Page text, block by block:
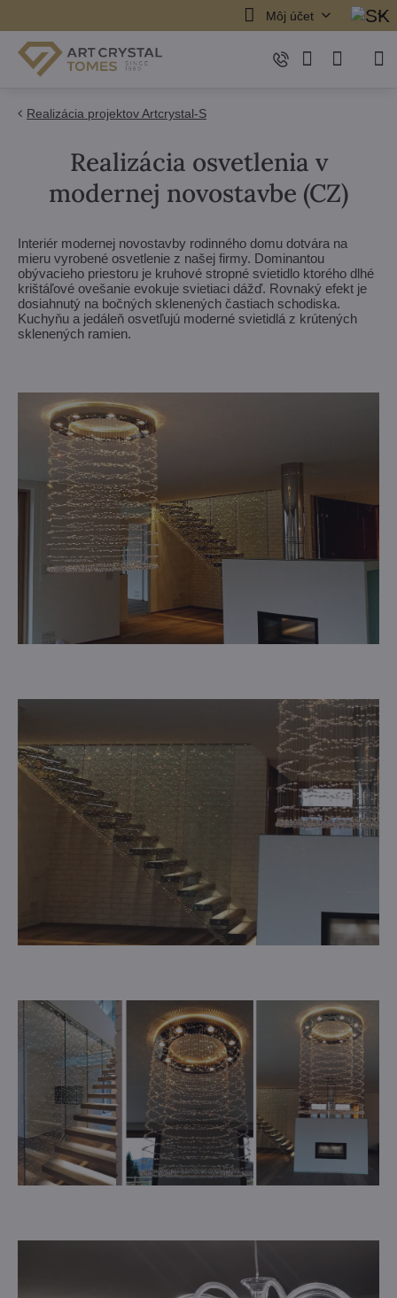
Môj účet
Realizácia projektov Artcrystal-S
Realizácia osvetlenia v
modernej novostavbe (CZ)
Interiér modernej novostavby rodinného domu dotvára na
mieru vyrobené osvetlenie z našej firmy. Dominantou
obývacieho priestoru je kruhové stropné svietidlo ktorého dlhé
krištáľové ovešanie evokuje svietiaci dážď. Rovnaký efekt je
dosiahnutý na bočných sklenených častiach schodiska.
Kuchyňu a jedáleň osvetľujú moderné svietidlá z krútených
sklenených ramien.